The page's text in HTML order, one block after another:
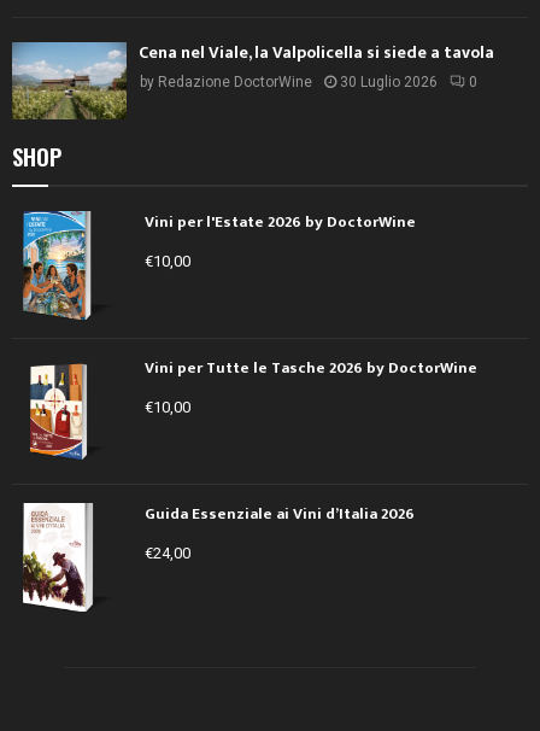
Cena nel Viale, la Valpolicella si siede a tavola
by Redazione DoctorWine 30 Luglio 2026 0
SHOP
Vini per l'Estate 2026 by DoctorWine
€10,00
Vini per Tutte le Tasche 2026 by DoctorWine
€10,00
Guida Essenziale ai Vini d’Italia 2026
€24,00